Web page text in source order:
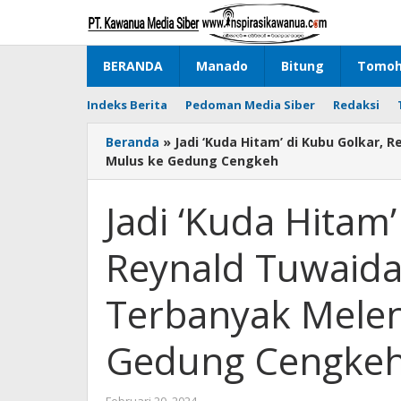
konten
BERANDA Manado Bitung
Indeks Berita Pedoman Media Siber Redaksi
Beranda » Jadi ‘Kuda Hitam’ di Kubu
Mulus ke Gedung Cengkeh
Jadi ‘Kuda
Reynald
Terbanyak
Gedung